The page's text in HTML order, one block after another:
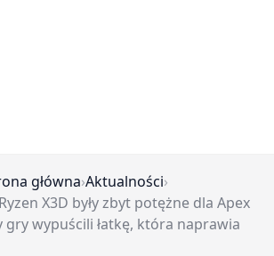
główna›Aktualności›
X3D były zbyt potężne dla Apex
gry wypuścili łatkę, która naprawia